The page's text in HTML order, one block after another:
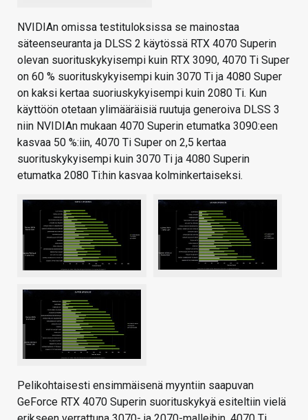
NVIDIAn omissa testituloksissa se mainostaa
säteenseuranta ja DLSS 2 käytössä RTX 4070 Superin
olevan suorituskykyisempi kuin RTX 3090, 4070 Ti Super
on 60 % suorituskykyisempi kuin 3070 Ti ja 4080 Super
on kaksi kertaa suoriuskykyisempi kuin 2080 Ti. Kun
käyttöön otetaan ylimääräisiä ruutuja generoiva DLSS 3
niin NVIDIAn mukaan 4070 Superin etumatka 3090:een
kasvaa 50 %:iin, 4070 Ti Super on 2,5 kertaa
suorituskykyisempi kuin 3070 Ti ja 4080 Superin
etumatka 2080 Ti:hin kasvaa kolminkertaiseksi.
Pelikohtaisesti ensimmäisenä myyntiin saapuvan
GeForce RTX 4070 Superin suorituskykyä esiteltiin vielä